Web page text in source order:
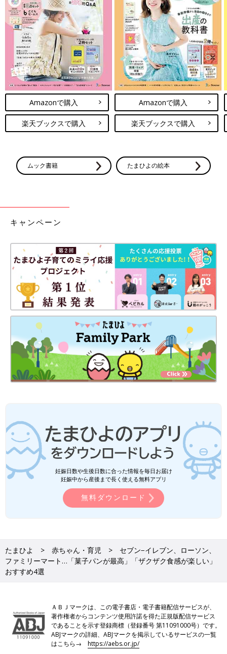
Amazonで購入
楽天ブックスで購入
Amazonで購入
楽天ブックスで購入
ムック書籍 たまひよの絵本
キャンペーン
妊娠日数や生後日数に合った情報を毎日お届け
妊娠中から産後まで長く使える無料アプリ
無料ダウンロード
たまひよ 赤ちゃん・育児
セブン−イレブン、ローソン、
ファミリーマート…「菓子パンが最高」「ザクザク食感が楽しい」
おすすめ4選
ＡＢＪマークは、この電子書店・電子書籍配信サービスが、
著作権者からコンテンツ使用許諾を得た正規版配信サービス
であることを示す登録商標（登録番号 第11091000号）です。
ABJマークの詳細、ABJマークを掲示しているサービスの一覧
はこちら→https://aebs.or.jp/